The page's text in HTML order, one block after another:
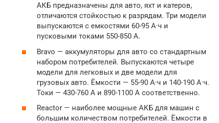
АКБ предназначены для авто, яхт и катеров,
отличаются стойкостью к разрядам. Три модели
выпускаются с емкостями 60-95 А·ч и
пусковыми токами 550-850 А.
Bravo — аккумуляторы для авто со стандартным
набором потребителей. Выпускаются четыре
модели для легковых и две модели для
грузовых авто. Ёмкости — 55-90 А·ч и 140-190 А·ч.
Токи — 430-760 А и 890-1100 А соответственно.
Reactor — наиболее мощные АКБ для машин с
большим количеством потребителей. Ёмкости в